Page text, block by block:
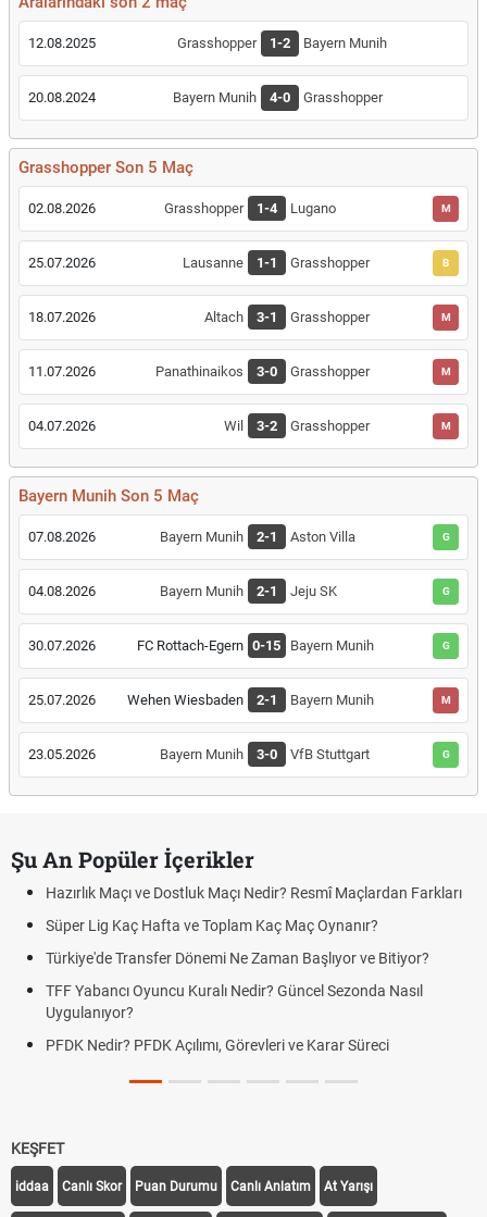
12.08.2025 Grasshopper 1-2 Bayern Munih
20.08.2024 Bayern Munih 4-0 Grasshopper
Grasshopper Son 5 Maç
02.08.2026 Grasshopper 1-4 Lugano M
25.07.2026 Lausanne 1-1 Grasshopper B
18.07.2026 Altach 3-1 Grasshopper M
11.07.2026 Panathinaikos 3-0 Grasshopper M
04.07.2026 Wil 3-2 Grasshopper M
Bayern Munih Son 5 Maç
07.08.2026 Bayern Munih 2-1 Aston Villa G
04.08.2026 Bayern Munih 2-1 Jeju SK G
30.07.2026 FC Rottach-Egern 0-15 Bayern Munih G
25.07.2026 Wehen Wiesbaden 2-1 Bayern Munih M
23.05.2026 Bayern Munih 3-0 VfB Stuttgart G
Şu An Popüler İçerikler
Hazırlık Maçı ve Dostluk Maçı Nedir? Resmî Maçlardan Farkları
Süper Lig Kaç Hafta ve Toplam Kaç Maç Oynanır?
Türkiye'de Transfer Dönemi Ne Zaman Başlıyor ve Bitiyor?
TFF Yabancı Oyuncu Kuralı Nedir? Güncel Sezonda Nasıl
Uygulanıyor?
PFDK Nedir? PFDK Açılımı, Görevleri ve Karar Süreci
KEŞFET
iddaa Canlı Skor Puan Durumu Canlı Anlatım At Yarışı